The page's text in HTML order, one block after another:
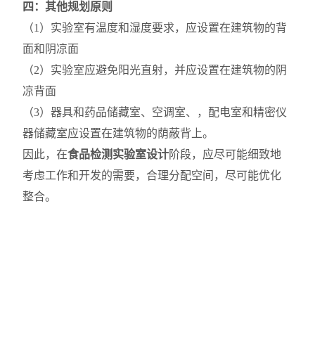
四：其他规划原则
（1）实验室有温度和湿度要求，应设置在建筑物的背
面和阴凉面
（2）实验室应避免阳光直射，并应设置在建筑物的阴
凉背面
（3）器具和药品储藏室、空调室、，配电室和精密仪
器储藏室应设置在建筑物的荫蔽背上。
因此，在食品检测实验室设计阶段，应尽可能细致地
考虑工作和开发的需要，合理分配空间，尽可能优化
整合。